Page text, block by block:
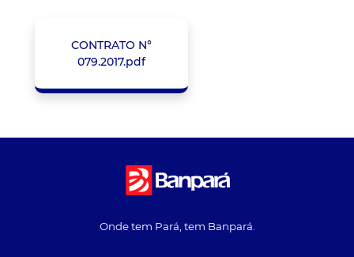
CONTRATO N°
079.2017.pdf
Onde tem Pará, tem Banpará.